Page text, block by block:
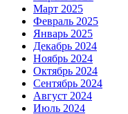
Март 2025
Февраль 2025
Январь 2025
Декабрь 2024
Ноябрь 2024
Октябрь 2024
Сентябрь 2024
Август 2024
Июль 2024